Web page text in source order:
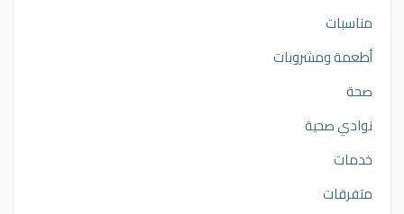
مناسبات
أطعمة ومشروبات
صحة
نوادي صحية
خدمات
متفرقات